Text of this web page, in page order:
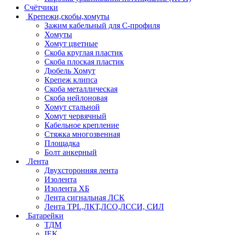
Счётчики
Крепежи,скобы,хомуты
Зажим кабельный для С-профиля
Хомуты
Хомут цветные
Скоба круглая пластик
Скоба плоская пластик
Дюбель Хомут
Крепеж клипса
Скоба металлическая
Скоба нейлоновая
Хомут стальной
Хомут червячный
Кабельное крепление
Стяжка многозвенная
Площадка
Болт анкерный
Лента
Двухсторонняя лента
Изолента
Изолента ХБ
Лента сигнальная ЛСК
Лента TPL,ЛКТ,ЛСО,ЛССИ, СИЛ
Батарейки
ТДМ